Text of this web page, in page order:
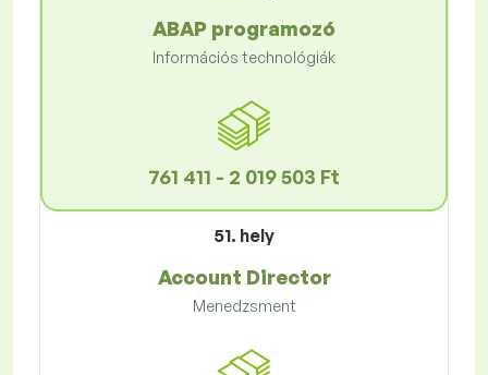
ABAP programozó
Információs technológiák
761 411 - 2 019 503 Ft
51. hely
Account Director
Menedzsment